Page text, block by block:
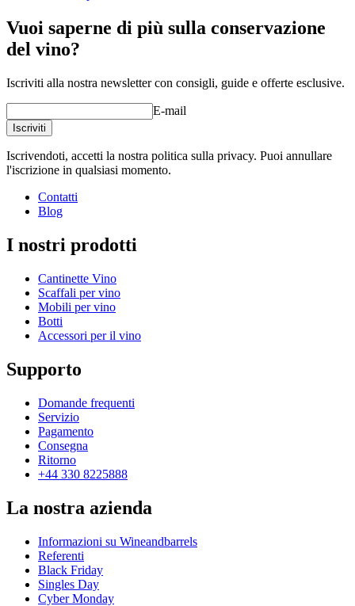
Vuoi saperne di più sulla conservazione
del vino?
Iscriviti alla nostra newsletter con consigli, guide e offerte esclusive.
E-mail
Iscriviti
Iscrivendoti, accetti la nostra politica sulla privacy. Puoi annullare
l'iscrizione in qualsiasi momento.
Contatti
Blog
I nostri prodotti
Cantinette Vino
Scaffali per vino
Mobili per vino
Botti
Accessori per il vino
Supporto
Domande frequenti
Servizio
Pagamento
Consegna
Ritorno
+44 330 8225888
La nostra azienda
Informazioni su Wineandbarrels
Referenti
Black Friday
Singles Day
Cyber Monday